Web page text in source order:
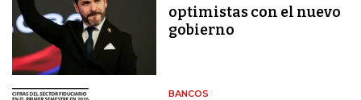
optimistas con el nuevo
gobierno
BANCOS